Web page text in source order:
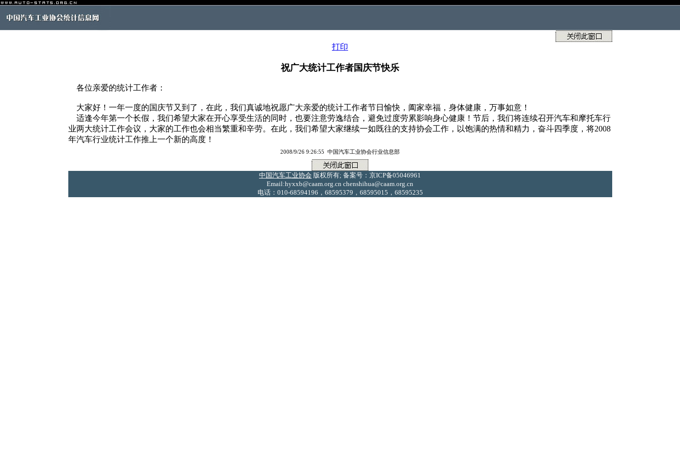
打印
祝广大统计工作者国庆节快乐
各位亲爱的统计工作者：
大家好！一年一度的国庆节又到了，在此，我们真诚地祝愿广大亲爱的统计工作者节日愉快，阖家幸福，身体健康，万事如意！
适逢今年第一个长假，我们希望大家在开心享受生活的同时，也要注意劳逸结合，避免过度劳累影响身心健康！节后，我们将连续召开汽车和摩托车行
业两大统计工作会议，大家的工作也会相当繁重和辛劳。在此，我们希望大家继续一如既往的支持协会工作，以饱满的热情和精力，奋斗四季度，将2008
年汽车行业统计工作推上一个新的高度！
2008/9/26 9:26:55 中国汽车工业协会行业信息部
中国汽车工业协会 版权所有; 备案号：京ICP备05046961
Email:hyxxb@caam.org.cn chenshihua@caam.org.cn
电话：010-68594196，68595379，68595015，68595235